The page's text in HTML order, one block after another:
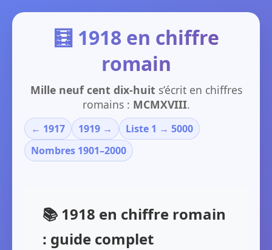
🧮 1918 en chiffre
romain
Mille neuf cent dix-huit s’écrit en chiffres
romains : MCMXVIII.
← 1917 1919 →
Liste 1 → 5000
Nombres 1901–2000
📚 1918 en chiffre romain
: guide complet